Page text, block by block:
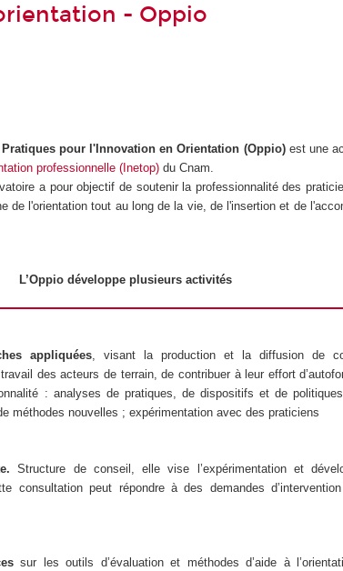
- Oppio
pour l'Innovation en Orientation (Oppio)est une
professionnelle (Inetop) du Cnam.
a pour objectif de soutenir la professionnalité des
de l'orientation tout au long de la vie, de l'insertion et de
L’Oppio développe plusieurs activités
appliquées, visant la production et la diffusion de
des acteurs de terrain, de contribuer à leur effort
: analyses de pratiques, de dispositifs et de
méthodes nouvelles ; expérimentation avec des praticiens
Structure de conseil, elle vise l’expérimentation et
consultation peut répondre à des demandes
sur les outils d’évaluation et méthodes d’aide à